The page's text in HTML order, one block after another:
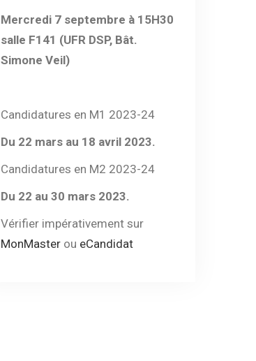
Mercredi 7 septembre à 15H30
salle F141 (UFR DSP, Bât.
Simone Veil)
Candidatures en M1 2023-24
Du 22 mars au 18 avril 2023.
Candidatures en M2 2023-24
Du 22 au 30 mars 2023.
Vérifier impérativement sur
MonMaster ou eCandidat